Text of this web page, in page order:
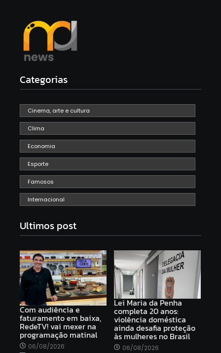
Categorias
Cinema, arte e cultura
Clima
Economia
Esporte
Famosos
Internacional
Ultimos post
Com audiência e
faturamento em baixa,
RedeTV! vai mexer na
programação matinal
06/08/2026
Lei Maria da Penha
completa 20 anos:
violência doméstica
ainda desafia proteção
às mulheres no Brasil
06/08/2026